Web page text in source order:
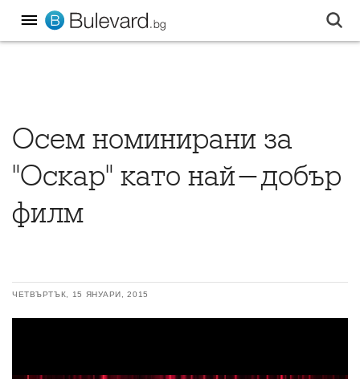
Осем номинирани за
"Оскар" като най-добър
филм
ЧЕТВЪРТЪК, 15 ЯНУАРИ, 2015